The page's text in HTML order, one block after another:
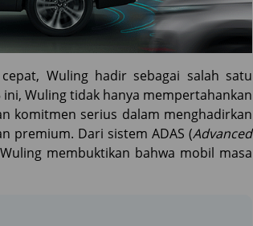
Wuling hadir sebagai salah satu
Wuling tidak hanya mempertahankan
komitmen serius dalam menghadirkan
premium. Dari sistem ADAS (Advanced
membuktikan bahwa mobil masa